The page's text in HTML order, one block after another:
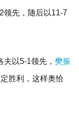
领先，随后以11-7
夫以5-1领先，樊振
胜利，这样奥恰